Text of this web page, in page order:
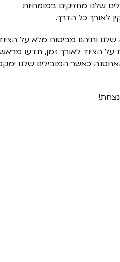
המובילים שלנו מחזיקים במומחיות
לאורך כל הדרך.
ותיהנו מביטוח מלא על
הציוד לאורך זמן, תדעו מראש
כאשר המובילים שלנו